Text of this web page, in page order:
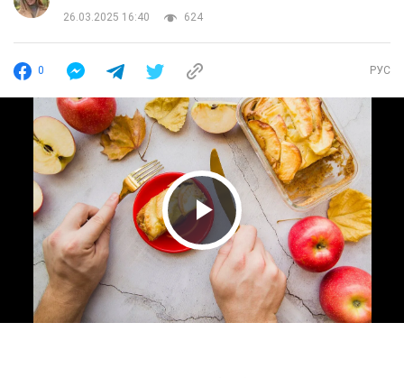
26.03.2025 16:40 624
0 РУС
Play Video